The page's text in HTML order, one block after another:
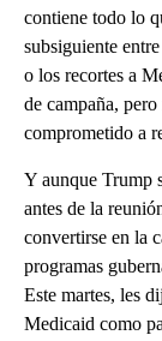
contiene todo lo
subsiguiente
o los recortes a
de campaña,
comprometido a
Y aunque Trump
antes de la
convertirse en la
programas
Este martes, les
Medicaid como